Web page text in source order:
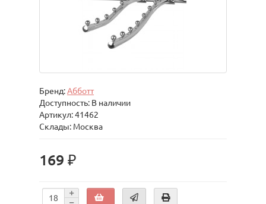
Бренд:Абботт
Доступность: В наличии
Артикул: 41462
Склады: Москва
169 ₽